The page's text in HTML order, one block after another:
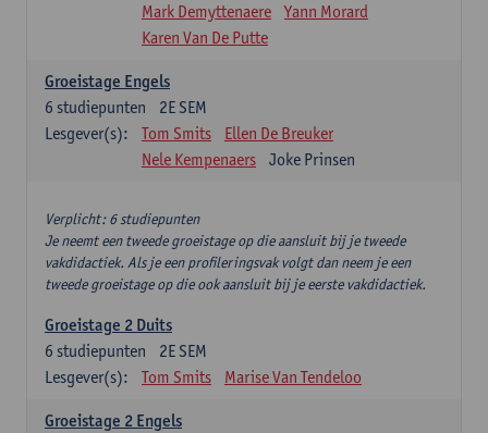
Mark Demyttenaere
Yann Morard
Karen Van De Putte
Groeistage Engels
2E SEM
6 studiepunten
Lesgever(s):
Tom Smits
Ellen De Breuker
Nele Kempenaers
Joke Prinsen
Verplicht: 6 studiepunten
Je neemt een tweede groeistage op die aansluit bij je tweede
vakdidactiek. Als je een profileringsvak volgt dan neem je een
tweede groeistage op die ook aansluit bij je eerste vakdidactiek.
Groeistage 2 Duits
2E SEM
6 studiepunten
Lesgever(s):
Tom Smits Marise Van Tendeloo
Groeistage 2 Engels